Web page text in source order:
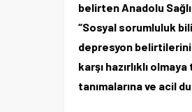
belirten Anadolu
“Sosyal sorumluluk
depresyon
karşı hazırlıklı
tanımalarına ve acil